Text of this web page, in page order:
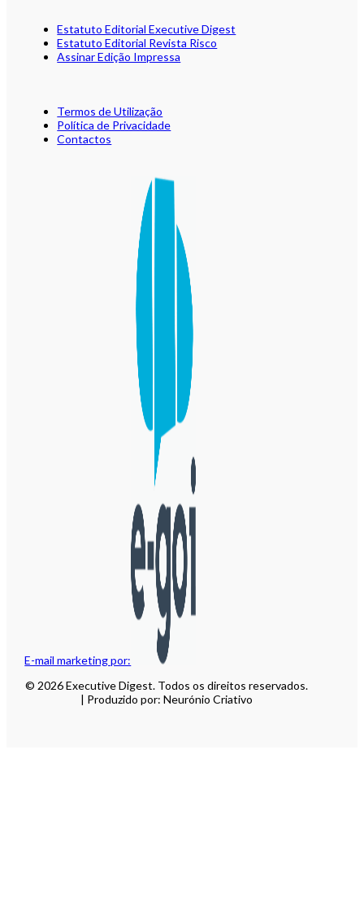
E-mail marketing por:
Estatuto Editorial Executive Digest
Estatuto Editorial Revista Risco
Assinar Edição Impressa
Termos de Utilização
Política de Privacidade
Contactos
© 2026 Executive Digest. Todos os direitos reservados.
| Produzido por: Neurónio Criativo